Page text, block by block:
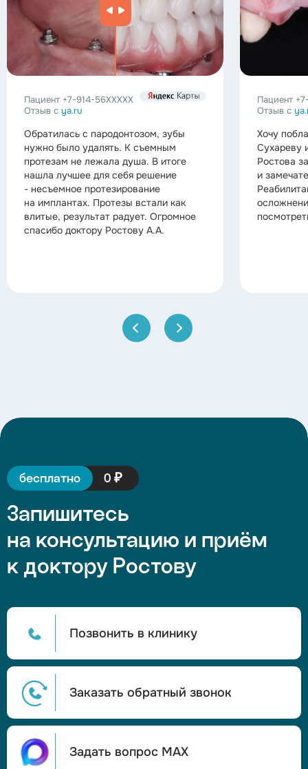
Пациент +7-914-56XXXXX
Отзыв с ya.ru
Обратилась с пародонтозом, зубы
нужно было удалять. К съемным
протезам не лежала душа. В итоге
нашла лучшее для себя решение
- несъемное протезирование
на имплантах. Протезы встали как
влитые, результат радует. Огромное
спасибо доктору Ростову А.А.
Пациент
Отзыв с
Хочу
Сухареву
Ростова
и
бесплатно 0 ₽
Запишитесь
на консультацию и приём
к доктору Ростову
Позвонить в клинику
Заказать обратный звонок
Задать вопрос МАХ